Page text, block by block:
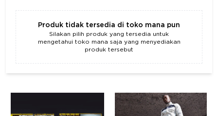
Produk tidak tersedia di toko mana pun
Silakan pilih produk yang tersedia untuk
mengetahui toko mana saja yang menyediakan
produk tersebut